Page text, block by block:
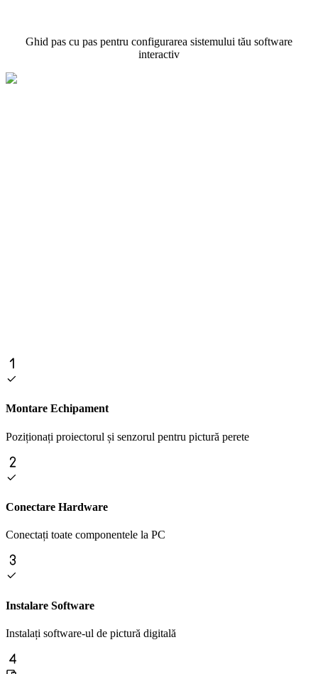
Ghid pas cu pas pentru configurarea sistemului tău software
interactiv
Montare Echipament
Poziționați proiectorul și senzorul pentru pictură perete
Conectare Hardware
Conectați toate componentele la PC
Instalare Software
Instalați software-ul de pictură digitală